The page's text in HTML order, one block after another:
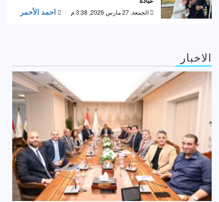
الجمعة, 27 مارس 2026, 3:38 م احمد الأحمر
الاخبار